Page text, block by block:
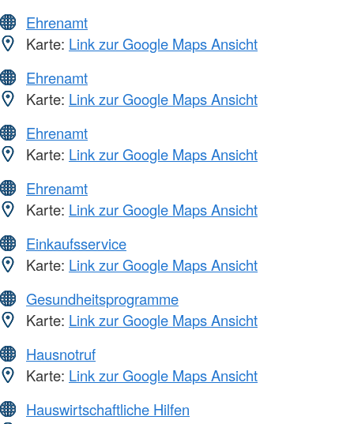
Ehrenamt
Karte: Link zur Google Maps Ansicht
Ehrenamt
Karte: Link zur Google Maps Ansicht
Ehrenamt
Karte: Link zur Google Maps Ansicht
Ehrenamt
Karte: Link zur Google Maps Ansicht
Einkaufsservice
Karte: Link zur Google Maps Ansicht
Gesundheitsprogramme
Karte: Link zur Google Maps Ansicht
Hausnotruf
Karte: Link zur Google Maps Ansicht
Hauswirtschaftliche Hilfen